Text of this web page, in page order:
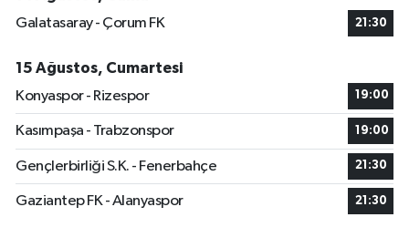
Galatasaray - Çorum FK
21:30
15 Ağustos, Cumartesi
Konyaspor - Rizespor
19:00
Kasımpaşa - Trabzonspor 19:00
Gençlerbirliği S.K. - Fenerbahçe 21:30
Gaziantep FK - Alanyaspor 21:30